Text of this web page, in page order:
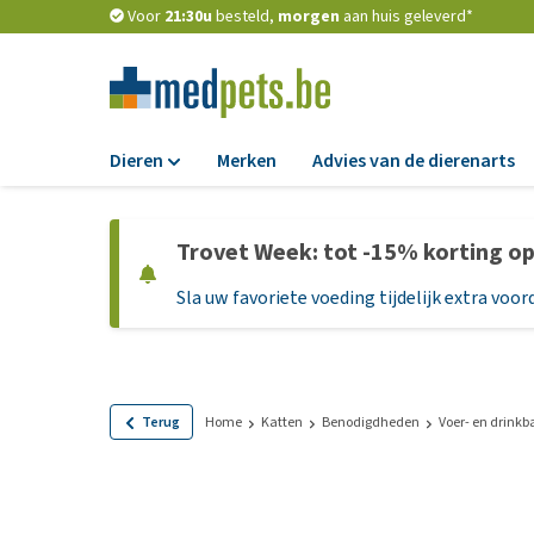
Voor 21:30u besteld, morgen aan huis geleverd*
Dieren
Hondenbrokken
Natvoer
Graanvrij
Merken Advies van de dierenarts
Trovet Week: tot -15% korting
Sla uw favoriete voeding tijdelijk extra
Terug Home Katten Benodigdheden Voer- en